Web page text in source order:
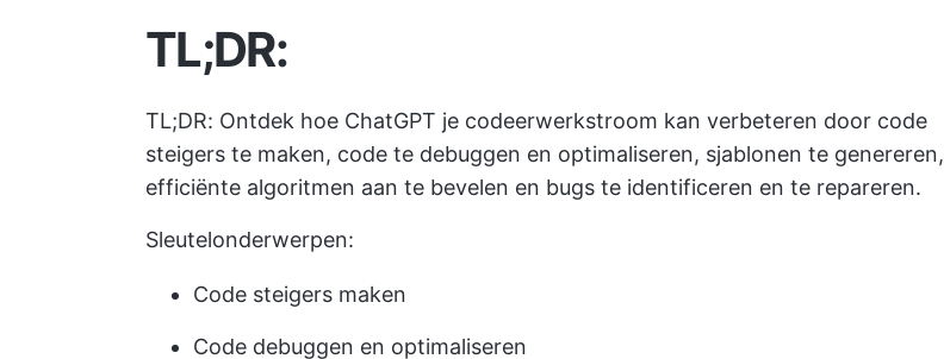
TL;DR:
TL;DR: Ontdek hoe ChatGPT je codeerwerkstroom kan verbeteren door code
steigers te maken, code te debuggen en optimaliseren, sjablonen te genereren,
efficiënte algoritmen aan te bevelen en bugs te identificeren en te repareren.
Sleutelonderwerpen:
Code steigers maken
Code debuggen en optimaliseren